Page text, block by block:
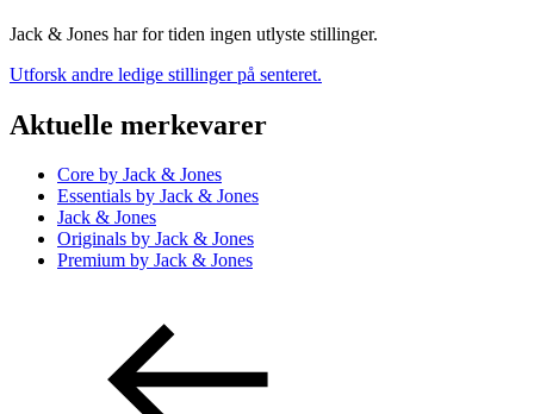
Jack & Jones har for tiden ingen utlyste stillinger.
Utforsk andre ledige stillinger på senteret.
Aktuelle merkevarer
Core by Jack & Jones
Essentials by Jack & Jones
Jack & Jones
Originals by Jack & Jones
Premium by Jack & Jones